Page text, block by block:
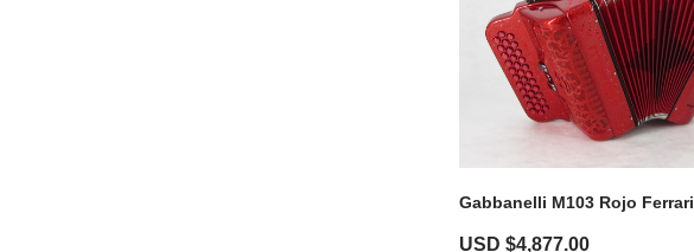
Gabbanelli M103 Rojo Ferrari
USD $4,877.00